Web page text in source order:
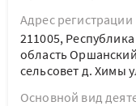
Адрес регистрации
211005,
область
сельсовет д. Химы
Основной вид